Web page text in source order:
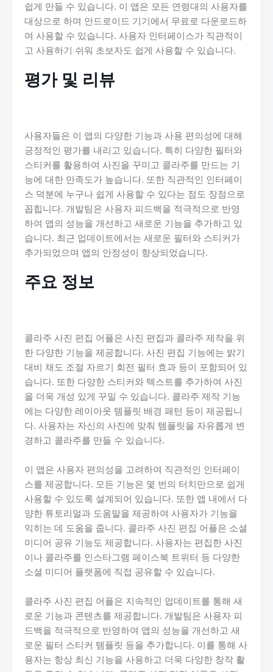
쉽게 만들 수 있습니다. 이 앱은 모든 연령대의 사용자를
대상으로 하며 안드로이드 기기에서 무료로 다운로드하
여 사용할 수 있습니다. 사용자 인터페이스가 직관적이
고 사용하기 쉬워 초보자도 쉽게 사용할 수 있습니다.
평가 및 리뷰
사용자들은 이 앱의 다양한 기능과 사용 편의성에 대해
긍정적인 평가를 내리고 있습니다. 특히 다양한 필터와
스티커를 활용하여 사진을 꾸미고 콜라주를 만드는 기
능에 대한 만족도가 높습니다. 또한 직관적인 인터페이
스 덕분에 누구나 쉽게 사용할 수 있다는 점도 장점으로
꼽힙니다. 개발팀은 사용자 피드백을 적극적으로 반영
하여 앱의 성능을 개선하고 새로운 기능을 추가하고 있
습니다. 최근 업데이트에서는 새로운 필터와 스티커가
추가되었으며 앱의 안정성이 향상되었습니다.
주요 정보
콜라주 사진 편집 어플은 사진 편집과 콜라주 제작을 위
한 다양한 기능을 제공합니다. 사진 편집 기능에는 밝기
대비 채도 조절 자르기 회전 필터 효과 등이 포함되어 있
습니다. 또한 다양한 스티커와 텍스트를 추가하여 사진
을 더욱 개성 있게 꾸밀 수 있습니다. 콜라주 제작 기능
에는 다양한 레이아웃 템플릿 배경 패턴 등이 제공됩니
다. 사용자는 자신의 사진에 맞춰 템플릿을 자유롭게 변
경하고 콜라주를 만들 수 있습니다.
이 앱은 사용자 편의성을 고려하여 직관적인 인터페이
스를 제공합니다. 모든 기능은 몇 번의 터치만으로 쉽게
사용할 수 있도록 설계되어 있습니다. 또한 앱 내에서 다
양한 튜토리얼과 도움말을 제공하여 사용자가 기능을
익히는 데 도움을 줍니다. 콜라주 사진 편집 어플은 소셜
미디어 공유 기능도 제공합니다. 사용자는 편집한 사진
이나 콜라주를 인스타그램 페이스북 트위터 등 다양한
소셜 미디어 플랫폼에 직접 공유할 수 있습니다.
콜라주 사진 편집 어플은 지속적인 업데이트를 통해 새
로운 기능과 콘텐츠를 제공합니다. 개발팀은 사용자 피
드백을 적극적으로 반영하여 앱의 성능을 개선하고 새
로운 필터 스티커 템플릿 등을 추가합니다. 이를 통해 사
용자는 항상 최신 기능을 사용하고 더욱 다양한 창작 활